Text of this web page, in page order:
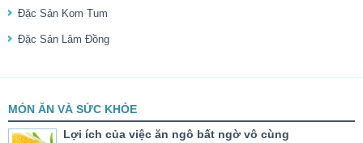
Đặc Sản Kom Tum
Đặc Sản Lâm Đồng
MÓN ĂN VÀ SỨC KHỎE
Lợi ích của việc ăn ngô bất ngờ vô cùng